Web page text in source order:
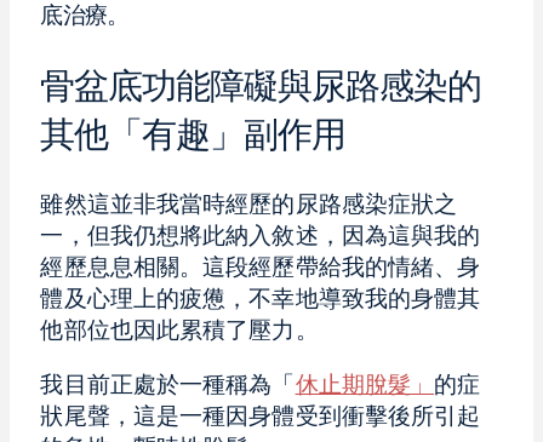
底治療。
骨盆底功能障礙與尿路感染的
其他「有趣」副作用
雖然這並非我當時經歷的尿路感染症狀之
一，但我仍想將此納入敘述，因為這與我的
經歷息息相關。這段經歷帶給我的情緒、身
體及心理上的疲憊，不幸地導致我的身體其
他部位也因此累積了壓力。
我目前正處於一種稱為「 休止期脫髮」 的症
狀尾聲，這是一種因身體受到衝擊後所引起